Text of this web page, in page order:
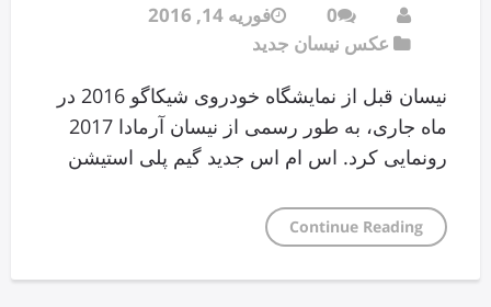
0
فوریه 14, 2016
عکس نیسان جدید
نیسان قبل از نمایشگاه خودروی شیکاگو 2016 در
ماه جاری، به طور رسمی از نیسان آرمادا 2017
رونمایی کرد. اس ام اس جدید گیم پلی استیشن
Continue Reading